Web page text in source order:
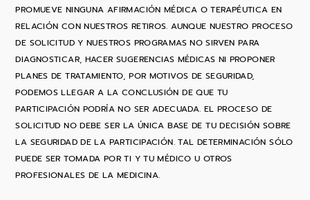
PROMUEVE NINGUNA AFIRMACIÓN MÉDICA O TERAPÉUTICA EN
RELACIÓN CON NUESTROS RETIROS. AUNQUE NUESTRO PROCESO
DE SOLICITUD Y NUESTROS PROGRAMAS NO SIRVEN PARA
DIAGNOSTICAR, HACER SUGERENCIAS MÉDICAS NI PROPONER
PLANES DE TRATAMIENTO, POR MOTIVOS DE SEGURIDAD,
PODEMOS LLEGAR A LA CONCLUSIÓN DE QUE TU
PARTICIPACIÓN PODRÍA NO SER ADECUADA. EL PROCESO DE
SOLICITUD NO DEBE SER LA ÚNICA BASE DE TU DECISIÓN SOBRE
LA SEGURIDAD DE LA PARTICIPACIÓN. TAL DETERMINACIÓN SÓLO
PUEDE SER TOMADA POR TI Y TU MÉDICO U OTROS
PROFESIONALES DE LA MEDICINA.